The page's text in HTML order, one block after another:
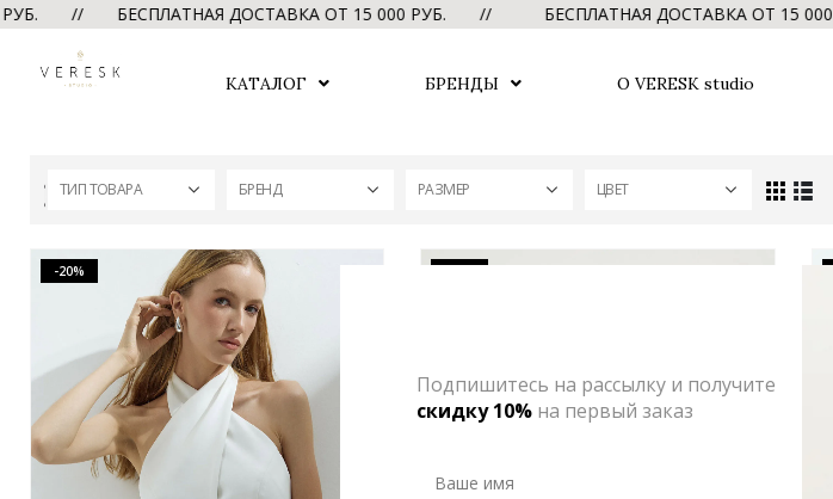
// БЕСПЛАТНАЯ ДОСТАВКА ОТ 15 000 РУБ. // БЕСПЛАТНАЯ ДОСТАВКА ОТ 15
КАТАЛОГ БРЕНДЫ О VERESK studio
ТИП ТОВАРА БРЕНД РАЗМЕР ЦВЕТ
-20%
Подпишитесь на рассылку и получите
скидку 10%на первый заказ